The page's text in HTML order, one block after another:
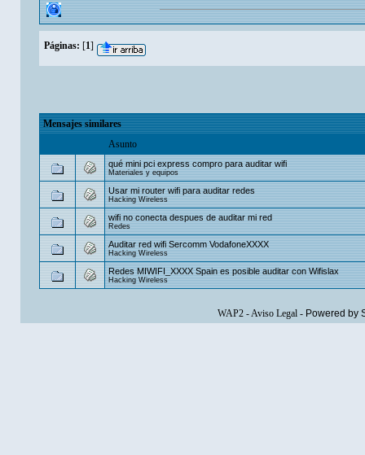
Páginas: [1]
Mensajes similares
Asunto
qué mini pci express compro para auditar wifi
Materiales y equipos
Usar mi router wifi para auditar redes
Hacking Wireless
wifi no conecta despues de auditar mi red
Redes
Auditar red wifi Sercomm VodafoneXXXX
Hacking Wireless
Redes MIWIFI_XXXX Spain es posible auditar con Wifislax
Hacking Wireless
WAP2-Aviso Legal- Powered by